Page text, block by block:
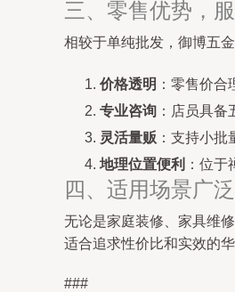
三、零售优势，
相较于单纯批发，御博五
价格透明 ：零售价
专业咨询 ：店员具
灵活量贩 ：支持小
地理位置便利 ：位
四、适用场景广泛
无论是家庭装修、家具维
适合追求性价比和实效的华
###